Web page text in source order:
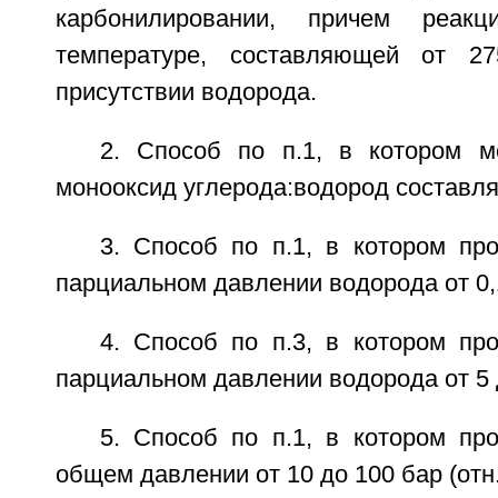
карбонилировании, причем
температуре, составляющей от
присутствии водорода.
2. Способ по п.1, в котором
монооксид углерода:водород
3. Способ по п.1, в котором
парциальном давлении водорода от
4. Способ по п.3, в котором
парциальном давлении водорода от 5
5. Способ по п.1, в котором
общем давлении от 10 до 100 бар